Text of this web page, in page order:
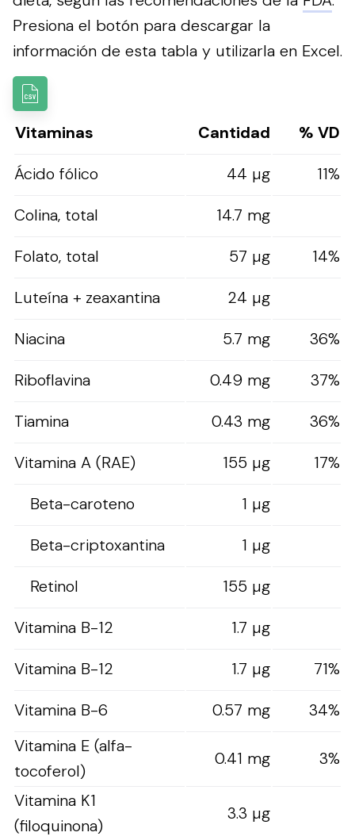
Presiona el botón para descargar la
información de esta tabla y utilizarla en Excel.
Vitaminas Cantidad
% VD
Ácido fólico
44 µg
11%
Colina, total
14.7 mg
Folato, total
57 µg
14%
Luteína + zeaxantina
24 µg
Niacina
5.7 mg
36%
Riboflavina
0.49 mg
37%
Tiamina
0.43 mg
36%
Vitamina A (RAE)
155 µg
17%
Beta-caroteno
1 µg
Beta-criptoxantina
1 µg
Retinol
155 µg
Vitamina B-12
1.7 µg
Vitamina B-12
1.7 µg
71%
Vitamina B-6
0.57 mg
34%
Vitamina E (alfa-
tocoferol)
0.41 mg 3%
Vitamina K1
(filoquinona)
3.3 µg